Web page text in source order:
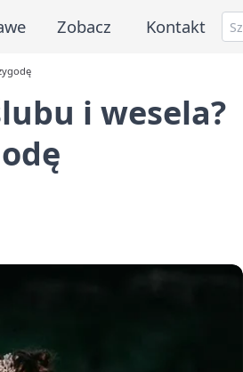
Zobacz Kontakt
i wesela?